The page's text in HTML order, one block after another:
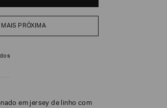
PRÓXIMA
em jersey de linho com